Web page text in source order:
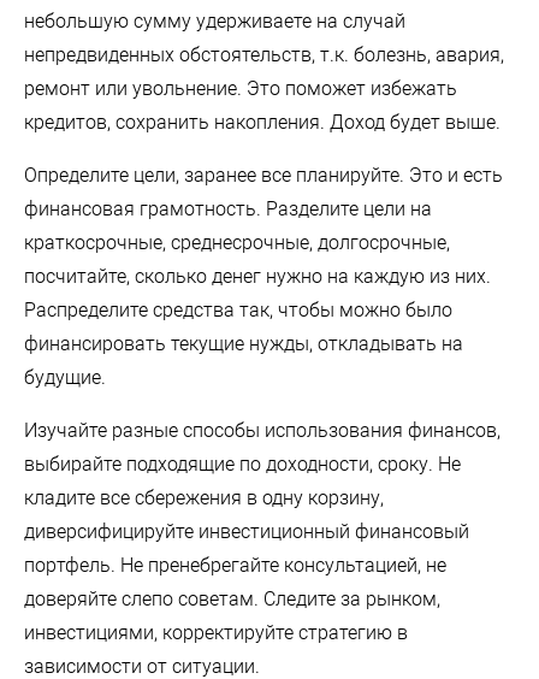
небольшую сумму удерживаете на случай
непредвиденных обстоятельств, т.к. болезнь, авария,
ремонт или увольнение. Это поможет избежать
кредитов, сохранить накопления. Доход будет выше.
Определите цели, заранее все планируйте. Это и есть
финансовая грамотность. Разделите цели на
краткосрочные, среднесрочные, долгосрочные,
посчитайте, сколько денег нужно на каждую из них.
Распределите средства так, чтобы можно было
финансировать текущие нужды, откладывать на
будущие.
Изучайте разные способы использования финансов,
выбирайте подходящие по доходности, сроку. Не
кладите все сбережения в одну корзину,
диверсифицируйте инвестиционный финансовый
портфель. Не пренебрегайте консультацией, не
доверяйте слепо советам. Следите за рынком,
инвестициями, корректируйте стратегию в
зависимости от ситуации.